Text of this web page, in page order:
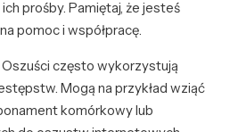
prośby. Pamiętaj, że jesteś
pomoc i współpracę.
często wykorzystują
Mogą na przykład wziąć
komórkowy lub